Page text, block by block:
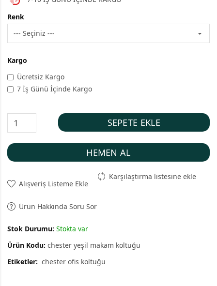
Renk
Kargo
Ücretsiz Kargo
7 İş Günü İçinde Kargo
SEPETE EKLE
HEMEN AL
Alışveriş Listeme Ekle
Karşılaştırma listesine ekle
Ürün Hakkında Soru Sor
Stok Durumu: Stokta var
Ürün Kodu: chester yeşil makam koltuğu
Etiketler: chester ofis koltuğu